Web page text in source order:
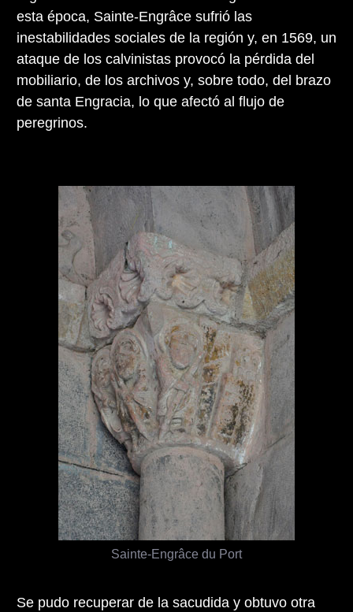
esta época, Sainte-Engrâce sufrió las
inestabilidades sociales de la región y, en 1569, un
ataque de los calvinistas provocó la pérdida del
mobiliario, de los archivos y, sobre todo, del brazo
de santa Engracia, lo que afectó al flujo de
peregrinos.
Sainte-Engrâce du Port
Se pudo recuperar de la sacudida y obtuvo otra